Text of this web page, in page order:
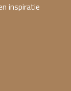
inspiratie